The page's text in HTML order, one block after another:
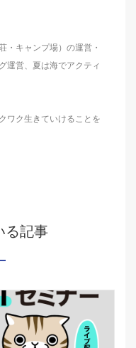
・キャンプ場）の運営・
運営、夏は海でアクティ
ワク生きていけることを
る記事